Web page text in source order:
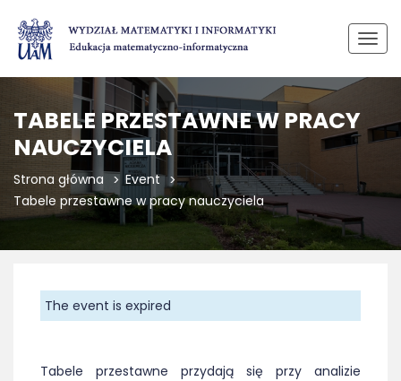
TABELE PRZESTAWNE W PRACY
NAUCZYCIELA
Strona główna
Event
Tabele przestawne w pracy nauczyciela
The event is expired
Tabele przestawne przydają się przy analizie